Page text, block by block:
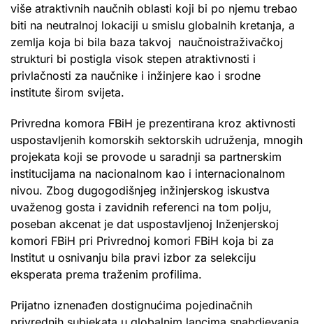
više atraktivnih naučnih oblasti koji bi po njemu trebao
biti na neutralnoj lokaciji u smislu globalnih kretanja, a
zemlja koja bi bila baza takvoj naučnoistraživačkoj
strukturi bi postigla visok stepen atraktivnosti i
privlačnosti za naučnike i inžinjere kao i srodne
institute širom svijeta.
Privredna komora FBiH je prezentirana kroz aktivnosti
uspostavljenih komorskih sektorskih udruženja, mnogih
projekata koji se provode u saradnji sa partnerskim
institucijama na nacionalnom kao i internacionalnom
nivou. Zbog dugogodišnjeg inžinjerskog iskustva
uvaženog gosta i zavidnih referenci na tom polju,
poseban akcenat je dat uspostavljenoj Inženjerskoj
komori FBiH pri Privrednoj komori FBiH koja bi za
Institut u osnivanju bila pravi izbor za selekciju
eksperata prema traženim profilima.
Prijatno iznenađen dostignućima pojedinačnih